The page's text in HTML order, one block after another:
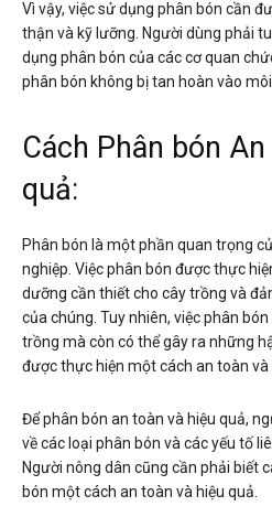
Vì vậy, việc sử dụng phân bón cần
thận và kỹ lưỡng. Người dùng phải
dụng phân bón của các cơ quan
phân bón không bị tan hoàn vào
Cách Phân bón
quả:
Phân bón là một phần quan trọng
nghiệp. Việc phân bón được thực
dưỡng cần thiết cho cây trồng và
của chúng. Tuy nhiên, việc phân
trồng mà còn có thể gây ra những
được thực hiện một cách an toàn và
Để phân bón an toàn và hiệu quả,
về các loại phân bón và các yếu tố
Người nông dân cũng cần phải biết
bón một cách an toàn và hiệu quả.